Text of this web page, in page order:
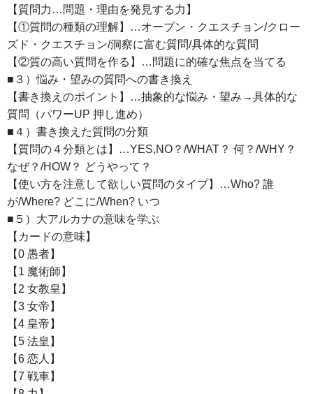
【質問力…問題・理由を発見する力】
【①質問の種類の理解】…オープン・クエスチョン/クロー
ズド・クエスチョン/洞察に富む質問/具体的な質問
【②質の高い質問を作る】…問題に的確な焦点を当てる
■３）悩み・望みの質問への書き換え
【書き換えのポイント】…抽象的な悩み・望み→具体的な
質問（パワーUP 押し進め）
■４）書き換えた質問の分類
【質問の４分類とは】…YES,NO？/WHAT？ 何？/WHY？
なぜ？/HOW？ どうやって？
【使い方を注意して欲しい質問のタイプ】…Who? 誰
が/Where? どこに/When? いつ
■５）大アルカナの意味を学ぶ
【カードの意味】
【0 愚者】
【1 魔術師】
【2 女教皇】
【3 女帝】
【4 皇帝】
【5 法皇】
【6 恋人】
【7 戦車】